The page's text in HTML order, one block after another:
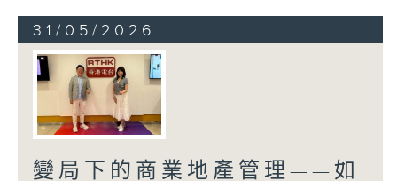
31/05/2026
變局下的商業地產管理——如